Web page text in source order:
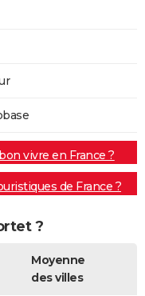
vivre en France ?
de France ?
?
Moyenne
des villes